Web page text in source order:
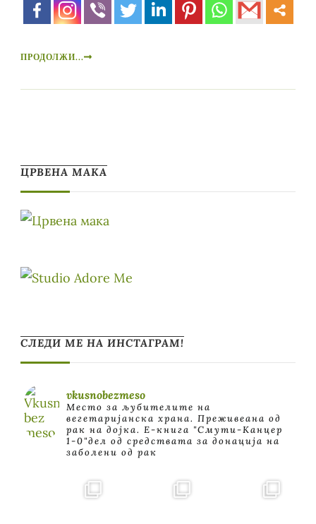
ПРОДОЛЖИ...
ЦРВЕНА МАКА
СЛЕДИ МЕ НА ИНСТАГРАМ!
vkusnobezmeso
Место за љубителите на
вегетаријанска храна. Преживеана од
рак на дојка. E-книга "Смути-Канцер
1-0"дел од средствата за донација на
заболени од рак